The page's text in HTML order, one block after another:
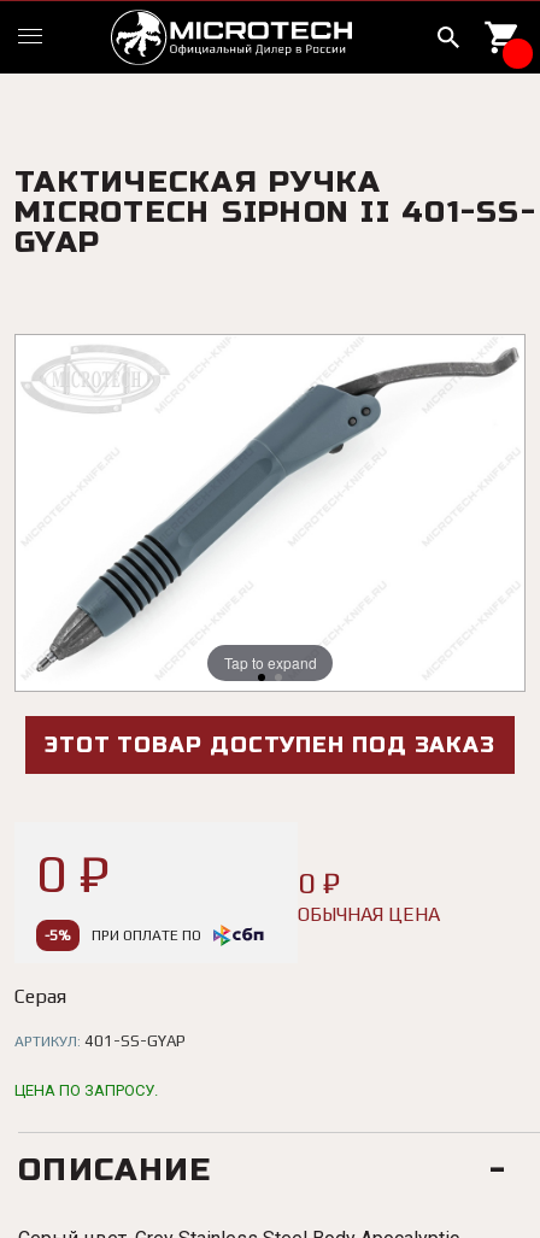
ТАКТИЧЕСКАЯ РУЧКА
MICROTECH SIPHON II 401-SS-
GYAP
Tap to expand
Tap to expand
ЭТОТ ТОВАР ДОСТУПЕН ПОД ЗАКАЗ
0 ₽
-5% ПРИ ОПЛАТЕ ПО
0 ₽
ОБЫЧНАЯ ЦЕНА
Серая
АРТИКУЛ: 401-SS-GYAP
ЦЕНА ПО ЗАПРОСУ.
ОПИСАНИЕ